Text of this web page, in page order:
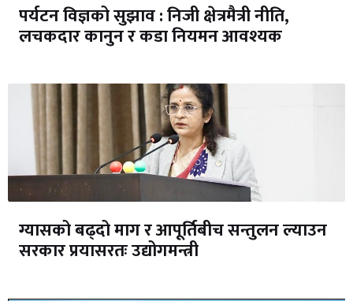
पर्यटन विज्ञको सुझाव : निजी क्षेत्रमैत्री नीति,
लचकदार कानुन र कडा नियमन आवश्यक
ग्यासको बढ्दो माग र आपूर्तिबीच सन्तुलन ल्याउन
सरकार प्रयासरतः उद्योगमन्त्री